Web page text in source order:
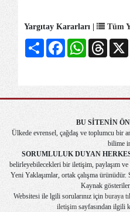
Yargıtay Kararları | Tüm
Share FacebookWhatsApp
BU SİTENİN
Ülkede evrensel, çağdaş ve toplumcu bir
bilime
SORUMLULUK DUYAN
belirleyebilecekleri bir iletişim, paylaşım ve
Yeni Yaklaşımlar, ortak çalışma ürünüdür.
Kaynak
Websitesi ile lgili sorularınız için buraya
iletişim sayfasından ilgili